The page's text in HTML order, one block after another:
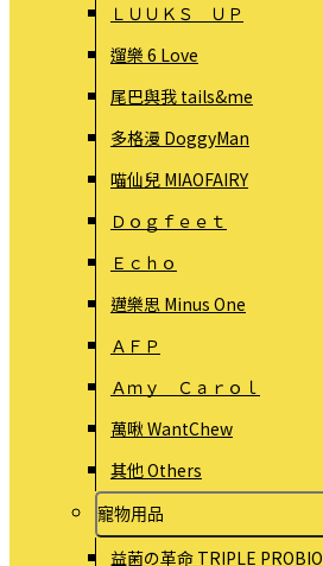
ＬＵＵＫＳ ＵＰ
遛樂 6 Love
尾巴與我 tails&me
多格漫 DoggyMan
喵仙兒 MIAOFAIRY
Ｄｏｇｆｅｅｔ
Ｅｃｈｏ
邁樂思 Minus One
ＡＦＰ
Ａｍｙ Ｃａｒｏｌ
萬啾 WantChew
其他 Others
寵物用品
益菌の革命 TRIPLE PROBIO